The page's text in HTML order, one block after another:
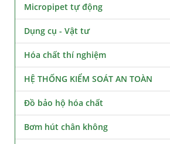
Micropipet tự động
Dụng cụ - Vật tư
Hóa chất thí nghiệm
HỆ THỐNG KIỂM SOÁT AN TOÀN
Đồ bảo hộ hóa chất
Bơm hút chân không